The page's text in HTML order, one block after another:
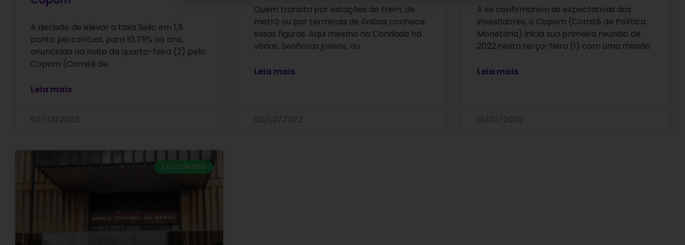
A decisão de elevar a taxa Selic em 1,5
ponto percentual, para 10,75% ao ano,
anunciada na noite da quarta-feira (2) pelo
Copom (Comitê de
Leia mais
Quem transita por estações de trem, de
metrô ou por terminais de ônibus conhece
essas figuras. Aqui mesmo no Condado há
várias. Senhoras jovens, ou
Leia mais
A se confirmarem as expectativas dos
investidores, o Copom (Comitê de Política
Monetária) inicia sua primeira reunião de
2022 nesta terça-feira (1) com uma missão
Leia mais
E EU COM ISSO